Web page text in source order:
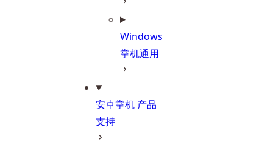
Windows
掌机通用
安卓掌机 产品
支持